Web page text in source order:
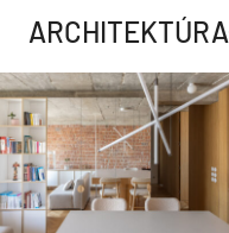
ARCHITEKTÚRA